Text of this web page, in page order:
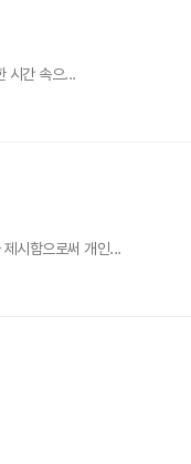
시간 속으...
제시함으로써 개인...